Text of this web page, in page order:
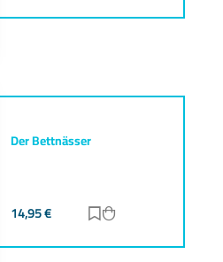
Der Bettnässer
14,95€ Zur Merkliste